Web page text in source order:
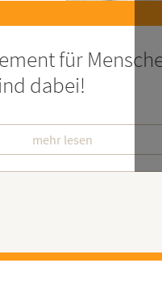
für
dabei!
mehr lesen